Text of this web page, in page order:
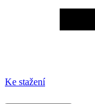
Ke stažení